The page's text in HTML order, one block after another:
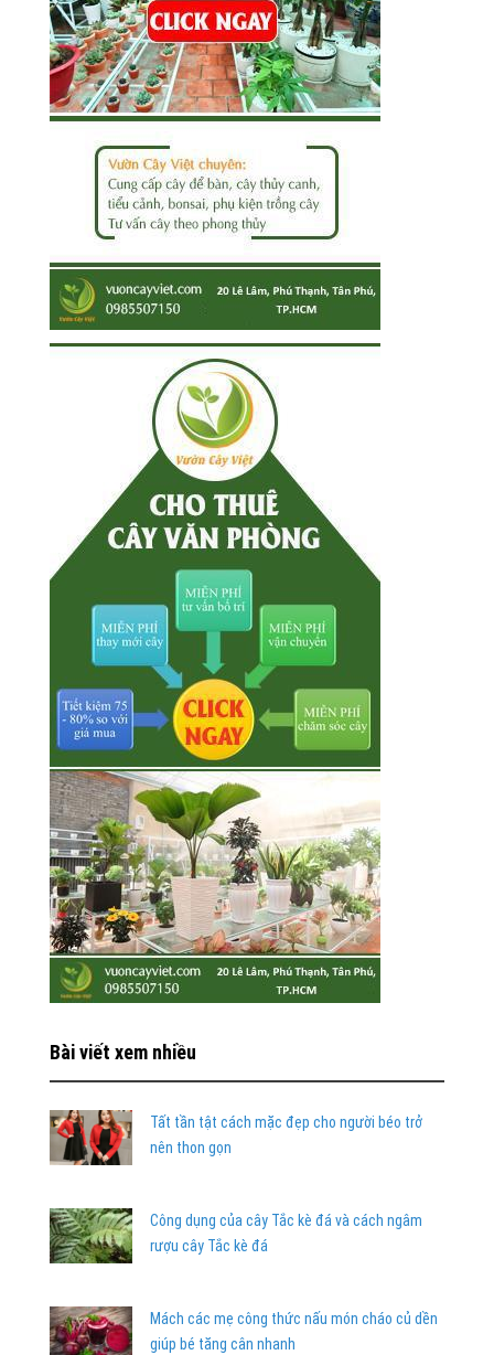
Bài viết xem nhiều
Tất tần tật cách mặc đẹp cho người béo trở
nên thon gọn
Công dụng của cây Tắc kè đá và cách ngâm
rượu cây Tắc kè đá
Mách các mẹ công thức nấu món cháo củ dền
giúp bé tăng cân nhanh